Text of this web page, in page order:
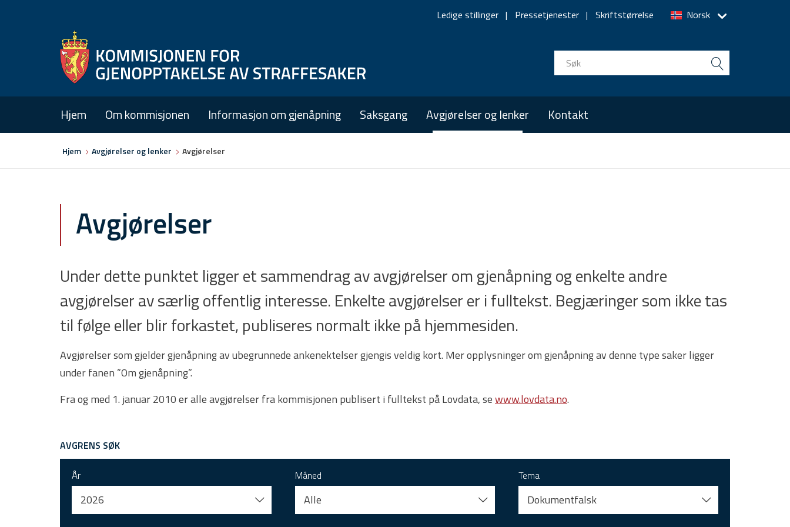
navigation
Norsk
Ledige stillinger Pressetjenester Skriftstørrelse
Hjem Om kommisjonen Informasjon om gjenåpning Saksgang Avgjørelser og lenker Kontakt
Hjem Avgjørelser og lenker Avgjørelser
Avgjørelser
Under dette punktet ligger et sammendrag av avgjørelser om gjenåpning og enkelte andre
avgjørelser av særlig offentlig interesse. Enkelte avgjørelser er i fulltekst. Begjæringer som ikke tas
til følge eller blir forkastet, publiseres normalt ikke på hjemmesiden.
Avgjørelser som gjelder gjenåpning av ubegrunnede ankenektelser gjengis veldig kort. Mer opplysninger om gjenåpning av denne type saker ligger
under fanen ”Om gjenåpning”.
Fra og med 1. januar 2010 er alle avgjørelser fra kommisjonen publisert i fulltekst på Lovdata, sewww.lovdata.no.
AVGRENS SØK
År
2026
Måned
Alle
Tema
Dokumentfalsk